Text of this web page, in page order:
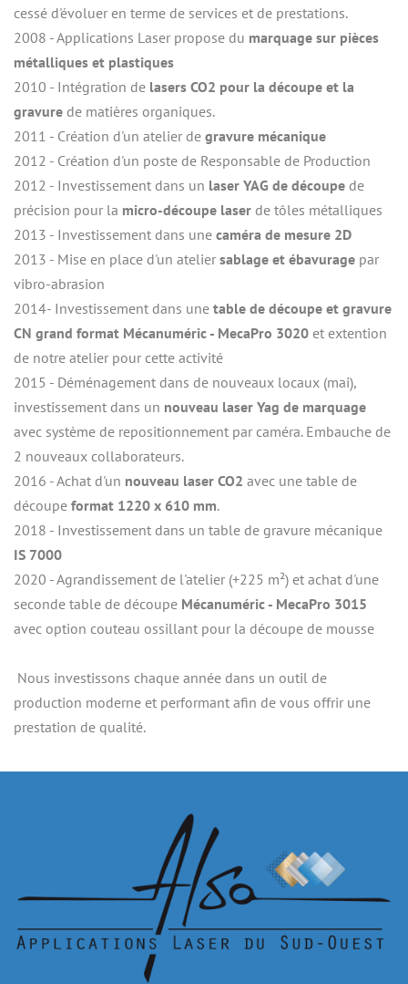
cessé d'évoluer en terme de services et de prestations.
2008 - Applications Laser propose du marquage sur pièces
métalliques et plastiques
2010 - Intégration de lasers CO2 pour la découpe et la
gravure de matières organiques.
2011 - Création d'un atelier de gravure mécanique
2012 - Création d'un poste de Responsable de Production
2012 - Investissement dans un laser YAG de découpe de
précision pour la micro-découpe laser de tôles métalliques
2013 - Investissement dans une caméra de mesure 2D
2013 - Mise en place d'un atelier sablage et ébavurage par
vibro-abrasion
2014- Investissement dans une table de découpe et gravure
CN grand format Mécanuméric - MecaPro 3020 et extention
de notre atelier pour cette activité
2015 - Déménagement dans de nouveaux locaux (mai),
investissement dans un nouveau laser Yag de marquage
avec système de repositionnement par caméra. Embauche de
2 nouveaux collaborateurs.
2016 - Achat d'un nouveau laser CO2 avec une table de
découpe format 1220 x 610 mm.
2018 - Investissement dans un table de gravure mécanique
IS 7000
2020 - Agrandissement de l'atelier (+225 m²) et achat d'une
seconde table de découpe Mécanuméric - MecaPro 3015
avec option couteau ossillant pour la découpe de mousse
Nous investissons chaque année dans un outil de
production moderne et performant afin de vous offrir une
prestation de qualité.